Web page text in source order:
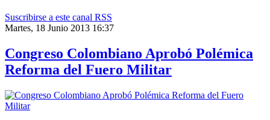
Suscribirse a este canal RSS
Martes, 18 Junio 2013 16:37
Congreso Colombiano Aprobó Polémica
Reforma del Fuero Militar